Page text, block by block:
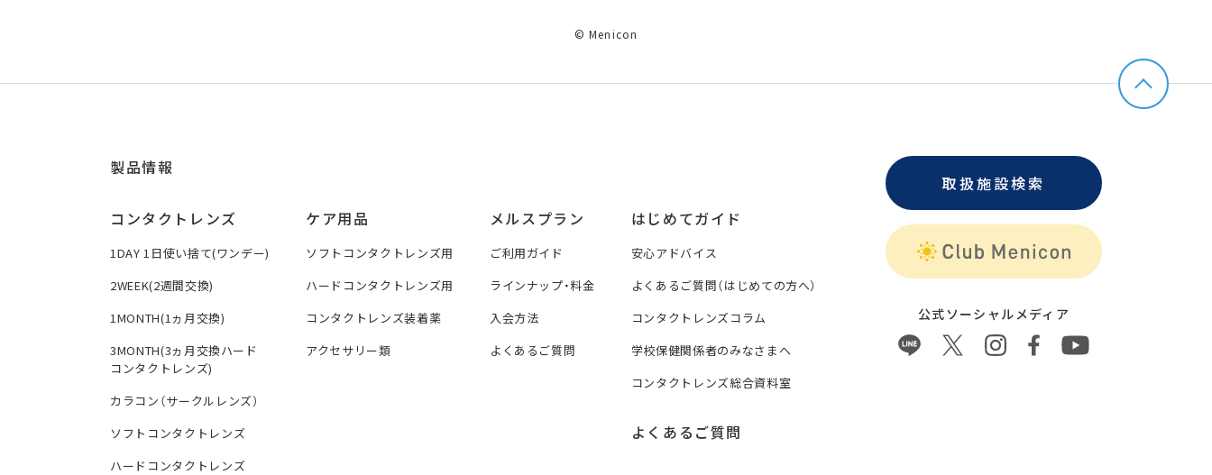
© Menicon
製品情報
コンタクトレンズ
1DAY 1日使い捨て(ワンデー)
2WEEK(2週間交換)
1MONTH(1ヵ月交換)
3MONTH(3ヵ月交換ハード
コンタクトレンズ)
カラコン（サークルレンズ）
ソフトコンタクトレンズ
ハードコンタクトレンズ
ケア用品
ソフトコンタクトレンズ用
ハードコンタクトレンズ用
コンタクトレンズ装着薬
アクセサリー類
メルスプラン
ご利用ガイド
ラインナップ・料金
入会方法
よくあるご質問
はじめてガイド
安心アドバイス
よくあるご質問（はじめての方へ）
コンタクトレンズコラム
学校保健関係者のみなさまへ
コンタクトレンズ総合資料室
よくあるご質問
取扱施設検索
公式ソーシャルメディア